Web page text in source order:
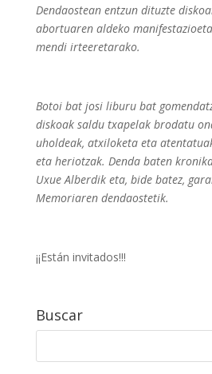
Dendaostean entzun dituzte
abortuaren aldeko
mendi irteeretarako.
Botoi bat josi liburu bat
diskoak saldu txapelak brodatu
uholdeak, atxiloketa eta
eta heriotzak. Denda baten
Uxue Alberdik eta, bide batez,
Memoriaren dendaostetik.
¡¡Están invitados!!!
Buscar